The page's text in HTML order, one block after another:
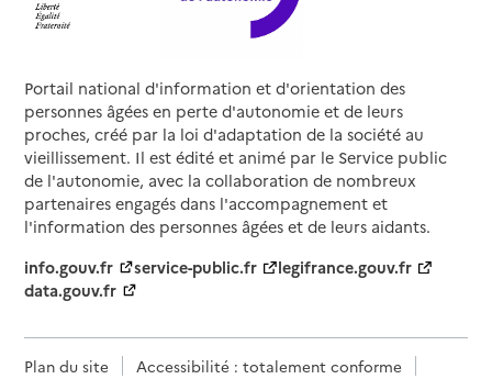
Portail national d'information et d'orientation des
personnes âgées en perte d'autonomie et de leurs
proches, créé par la loi d'adaptation de la société au
vieillissement. Il est édité et animé par le Service public
de l'autonomie, avec la collaboration de nombreux
partenaires engagés dans l'accompagnement et
l'information des personnes âgées et de leurs aidants.
info.gouv.fr
service-public.fr
legifrance.gouv.fr
data.gouv.fr
Plan du site
Accessibilité : totalement conforme